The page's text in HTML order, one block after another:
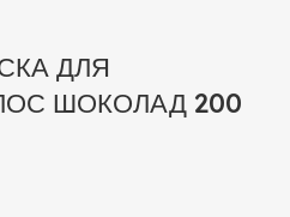
ДЛЯ
ШОКОЛАД 200